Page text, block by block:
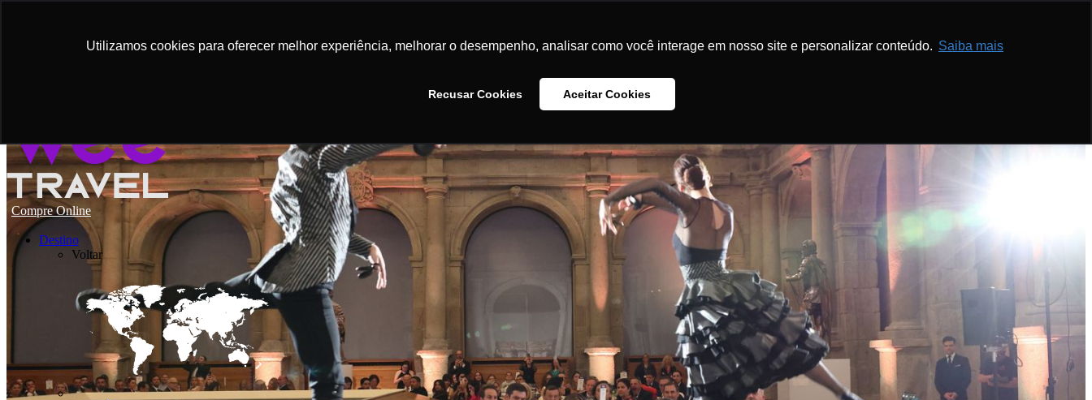
Utilizamos cookies para oferecer melhor experiência, melhorar o desempenho, analisar como você interage em nosso site e personalizar conteúdo. Saiba mais
Recusar Cookies Aceitar Cookies
Compre Online
Destino
Voltar